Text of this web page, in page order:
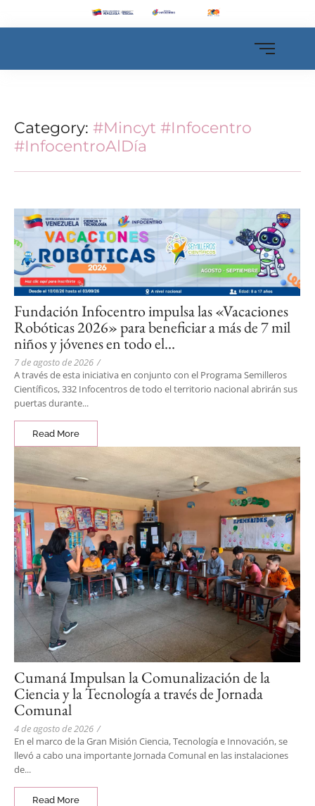
Category: #Mincyt #Infocentro
#InfocentroAlDía
Fundación Infocentro impulsa las «Vacaciones
Robóticas 2026» para beneficiar a más de 7 mil
niños y jóvenes en todo el…
7 de agosto de 2026 /
A través de esta iniciativa en conjunto con el Programa Semilleros
Científicos, 332 Infocentros de todo el territorio nacional abrirán sus
puertas durante...
Read More
Cumaná Impulsan la Comunalización de la
Ciencia y la Tecnología a través de Jornada
Comunal
4 de agosto de 2026 /
En el marco de la Gran Misión Ciencia, Tecnología e Innovación, se
llevó a cabo una importante Jornada Comunal en las instalaciones
de...
Read More